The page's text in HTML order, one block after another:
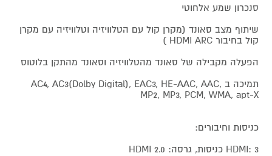
סנכרון שמע אלחוטי
שיתוף מצב סאונד (מקרן קול עם הטלוויזיה וטלוויזיה עם מקרן
קול בחיבור HDMI ARC )
הפעלה מקבילה של סאונד מהטלוויזיה וסאונד מהתקן בלוטוס
תמיכה ב AC4, AC3(Dolby Digital), EAC3, HE-AAC, AAC,
MP2, MP3, PCM, WMA, apt-X
כניסות וחיבורים:
HDMI: 3 כניסות, גרסה: HDMI 2.0